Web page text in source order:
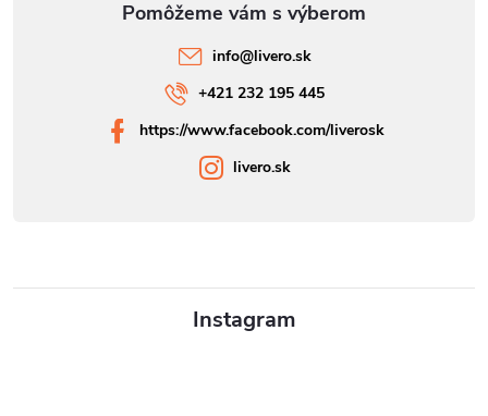
Instagram
info@livero.sk
+421 232 195 445
https://www.facebook.com/liverosk
livero.sk